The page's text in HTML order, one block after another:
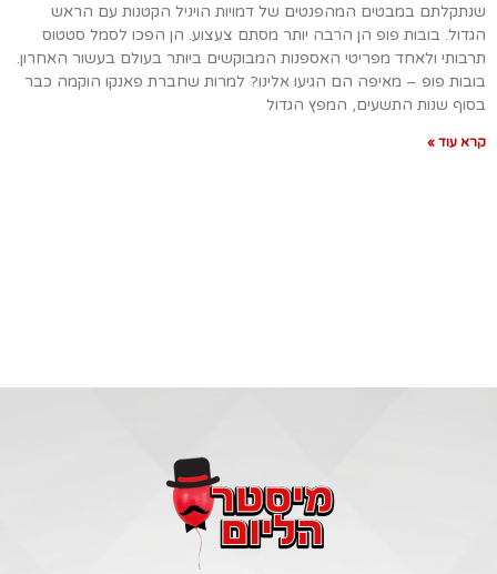
שנתקלתם במבטים המהפנטים של דמויות הויניל הקטנות עם הראש
הגדול. בובות פופ הן הרבה יותר מסתם צעצוע. הן הפכו לסמל סטטוס
תרבותי ולאחד מפריטי האספנות המבוקשים ביותר בעולם בעשור האחרון.
בובות פופ – מאיפה הם הגיעו אלינו? למרות שחברת פאנקו הוקמה כבר
בסוף שנות התשעים, המפץ הגדול
קרא עוד »